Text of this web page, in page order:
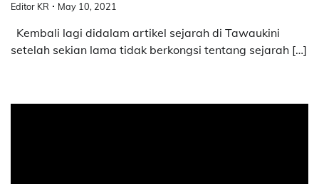
Editor KR May 10, 2021
Kembali lagi didalam artikel sejarah di Tawaukini
setelah sekian lama tidak berkongsi tentang sejarah […]